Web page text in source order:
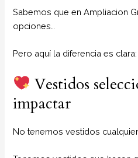
Sabemos que en Ampliacion
opciones…
Pero aquí la diferencia es clara:
Vestidos
impactar
No tenemos vestidos